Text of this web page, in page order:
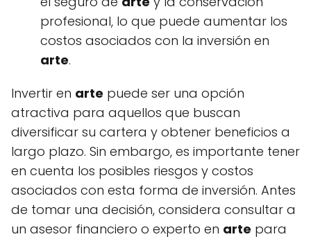
profesional, lo que puede aumentar los
costos asociados con la inversión en
arte.
Invertir en arte puede ser una opción
atractiva para aquellos que buscan
diversificar su cartera y obtener beneficios a
largo plazo. Sin embargo, es importante tener
en cuenta los posibles riesgos y costos
asociados con esta forma de inversión. Antes
de tomar una decisión, considera consultar a
un asesor financiero o experto en arte para